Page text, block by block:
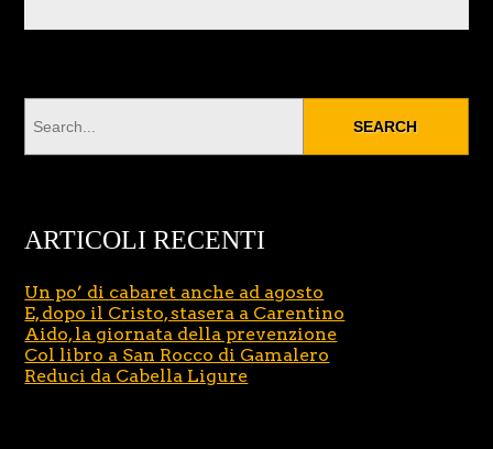
ARTICOLI RECENTI
Un po’ di cabaret anche ad agosto
E, dopo il Cristo, stasera a Carentino
Aido, la giornata della prevenzione
Col libro a San Rocco di Gamalero
Reduci da Cabella Ligure